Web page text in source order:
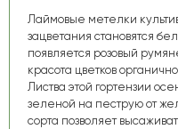
Лаймовые метелки
зацветания становятся
появляется розовый
красота цветков
Листва этой гортензии
зеленой на пеструю от
сорта позволяет